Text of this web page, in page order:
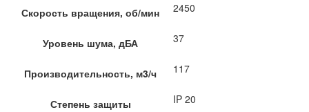
Скорость вращения, об/мин 2450
Уровень шума, дБА 37
Производительность, м3/ч 117
Степень защиты IP 20